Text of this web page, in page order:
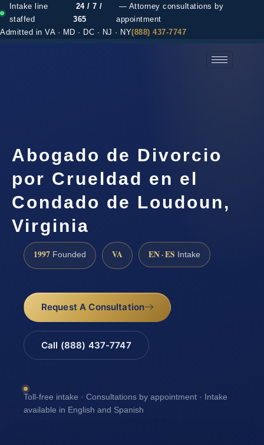
Intake line
staffed
24 / 7 /
365
— Attorney consultations by
appointment
Admitted in VA · MD · DC · NJ · NY(888) 437-7747
Abogado de Divorcio
por Crueldad en el
Condado de Loudoun,
Virginia
1997 Founded VA EN · ES Intake
Request A Consultation
Call (888) 437-7747
Toll-free intake · Consultations by appointment · Intake
available in English and Spanish